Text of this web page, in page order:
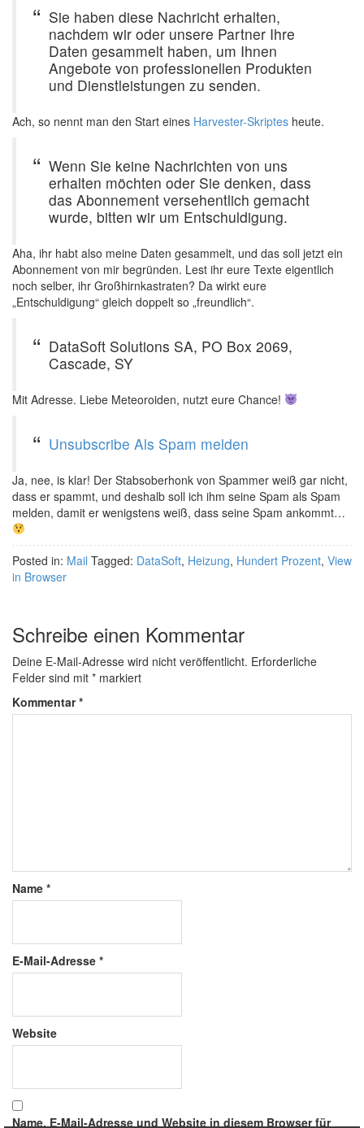
Sie haben diese Nachricht erhalten,
nachdem wir oder unsere Partner Ihre
Daten gesammelt haben, um Ihnen
Angebote von professionellen Produkten
und Dienstleistungen zu senden.
Ach, so nennt man den Start eines Harvester-Skriptes heute.
Wenn Sie keine Nachrichten von uns
erhalten möchten oder Sie denken, dass
das Abonnement versehentlich gemacht
wurde, bitten wir um Entschuldigung.
Aha, ihr habt also meine Daten gesammelt, und das soll jetzt ein
Abonnement von mir begründen. Lest ihr eure Texte eigentlich
noch selber, ihr Großhirnkastraten? Da wirkt eure
„Entschuldigung“ gleich doppelt so „freundlich“.
DataSoft Solutions SA, PO Box 2069,
Cascade, SY
Mit Adresse. Liebe Meteoroiden, nutzt eure Chance!
Unsubscribe Als Spam melden
Ja, nee, is klar! Der Stabsoberhonk von Spammer weiß gar nicht,
dass er spammt, und deshalb soll ich ihm seine Spam als Spam
melden, damit er wenigstens weiß, dass seine Spam ankommt…
Posted in: Mail Tagged: DataSoft, Heizung, Hundert Prozent, View
in Browser
Schreibe einen Kommentar
Deine E-Mail-Adresse wird nicht veröffentlicht. Erforderliche
Felder sind mit * markiert
Kommentar*
Name *
E-Mail-Adresse *
Website
Name, E-Mail-Adresse und Website in diesem Browser für